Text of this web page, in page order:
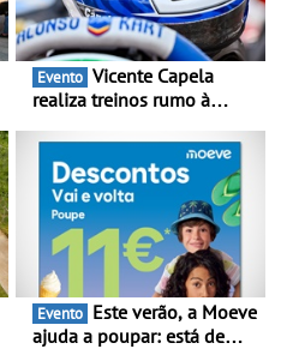
Evento
realiza treinos rumo à
Portugal Karting e mira boa
estreia - O Campeonato
Portugal Karting 2026
decorre entre 1 de Março e
6 de Setembro
Evento
ajuda a poupar: está de